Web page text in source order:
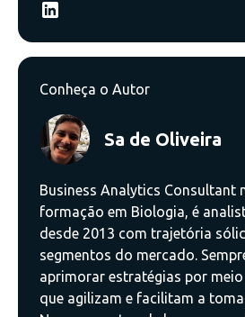
Conheça o Autor
Sa de Oliveira
Business Analytics Consultant
formação em Biologia, é
desde 2013 com trajetória
segmentos do mercado.
aprimorar estratégias por
que agilizam e facilitam a